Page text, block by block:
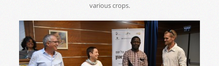
various crops.